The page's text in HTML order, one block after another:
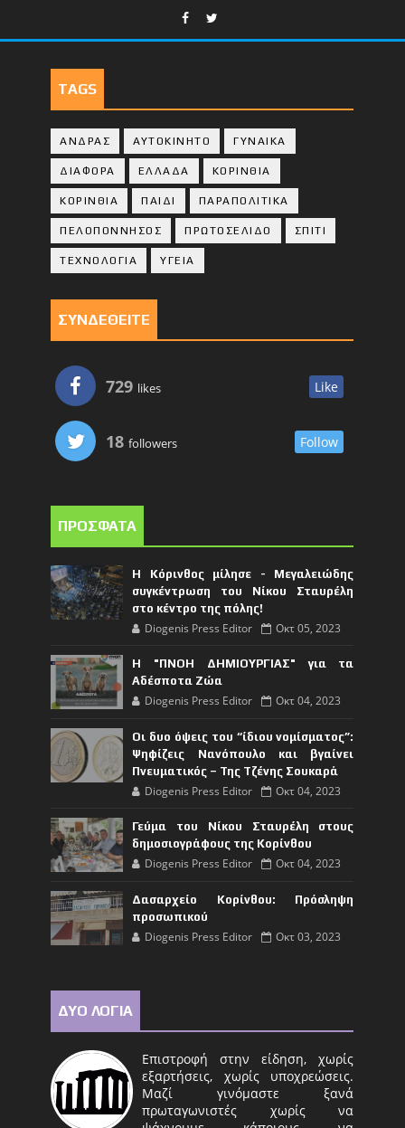
TAGS
ΑΝΔΡΑΣ ΑΥΤΟΚΙΝΗΤΟ ΓΥΝΑΙΚΑ
ΔΙΑΦΟΡΑ ΕΛΛΑΔΑ ΚΟΡΙΝΘΙΑ
ΚΟΡΙΝΘΙA ΠΑΙΔΙ ΠΑΡΑΠΟΛΙΤΙΚΑ
ΠΕΛΟΠΟΝΝΗΣΟΣ ΠΡΩΤΟΣΕΛΙΔΟ ΣΠΙΤΙ
ΤΕΧΝΟΛΟΓΙΑ ΥΓΕΙΑ
ΣΥΝΔΕΘΕΙΤΕ
729 likes Like
18 followers Follow
ΠΡΟΣΦΑΤΑ
Η Κόρινθος μίλησε - Μεγαλειώδης
συγκέντρωση του Νίκου Σταυρέλη
στο κέντρο της πόλης!
Diogenis Press Editor Οκτ 05, 2023
Η "ΠΝΟΗ ΔΗΜΙΟΥΡΓΙΑΣ" για τα
Αδέσποτα Ζώα
Diogenis Press Editor Οκτ 04, 2023
Οι δυο όψεις του “ίδιου νομίσματος”:
Ψηφίζεις Νανόπουλο και βγαίνει
Πνευματικός – Της Τζένης Σουκαρά
Diogenis Press Editor Οκτ 04, 2023
Γεύμα του Νίκου Σταυρέλη στους
δημοσιογράφους της Κορίνθου
Diogenis Press Editor Οκτ 04, 2023
Δασαρχείο Κορίνθου: Πρόσληψη
προσωπικού
Diogenis Press Editor Οκτ 03, 2023
ΔΥΟ ΛΟΓΙΑ
Επιστροφή στην είδηση, χωρίς
εξαρτήσεις, χωρίς υποχρεώσεις.
Μαζί γινόμαστε ξανά
πρωταγωνιστές χωρίς να